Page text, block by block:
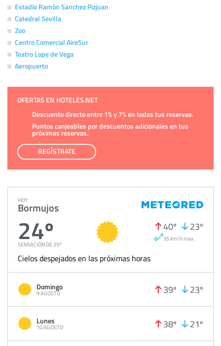
Estadio Ramón Sanchez Pizjuan
Catedral Sevilla
Zoo
Centro Comercial AireSur
Teatro Lope de Vega
Aeropuerto
OFERTAS EN HOTELES.NET
Descuento directo entre 1% y 7% en todas tus reservas.
Puntos canjeables por descuentos adicionales en tus
próximas reservas.
REGÍSTRATE
HOY
Bormujos
24º
SENSACIÓN DE 25º
40º 23º
35 km/h max.
Cielos despejados en las próximas horas
Domingo
9 AGOSTO 39º 23º
Lunes
10 AGOSTO 38º 21º